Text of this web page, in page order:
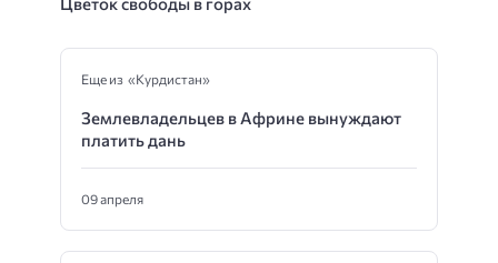
Еще из «Курдистан»
Землевладельцев в Африне вынуждают
платить дань
09 апреля